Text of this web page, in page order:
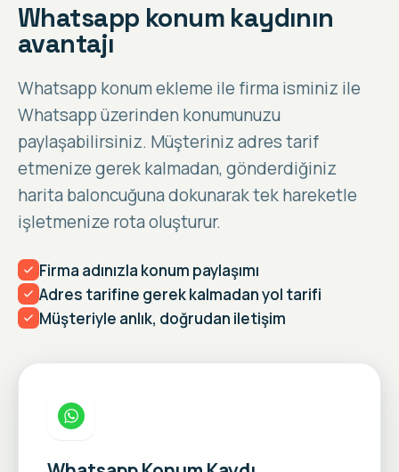
Whatsapp konum kaydının
avantajı
Whatsapp konum ekleme ile firma isminiz ile
Whatsapp üzerinden konumunuzu
paylaşabilirsiniz. Müşteriniz adres tarif
etmenize gerek kalmadan, gönderdiğiniz
harita baloncuğuna dokunarak tek hareketle
işletmenize rota oluşturur.
Firma adınızla konum paylaşımı
Adres tarifine gerek kalmadan yol tarifi
Müşteriyle anlık, doğrudan iletişim